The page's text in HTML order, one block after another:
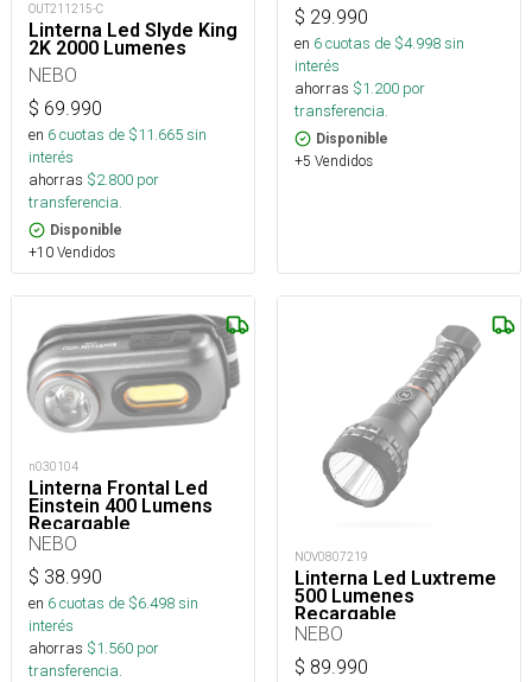
OUT211215-C
Linterna Led Slyde King
2K 2000 Lumenes
NEBO
$ 69.990
en 6cuotas de $11.665sin
interés
ahorras $2.800 por
transferencia.
Disponible
+10 Vendidos
$ 29.990
en 6cuotas de $4.998sin
interés
ahorras $1.200 por
transferencia.
Disponible
+5 Vendidos
n030104
Linterna Frontal Led
Einstein 400 Lumens
Recargable
NEBO
$ 38.990
en 6cuotas de $6.498sin
interés
ahorras $1.560 por
transferencia.
NOV0807219
Linterna Led Luxtreme
500 Lumenes
Recargable
NEBO
$ 89.990